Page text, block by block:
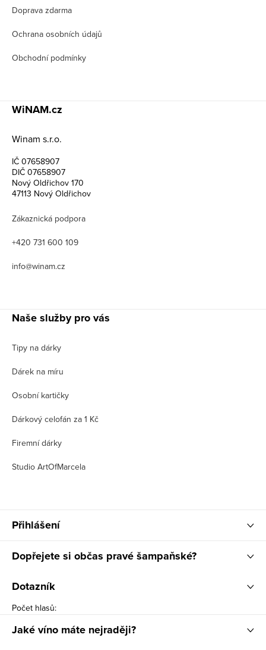
Doprava zdarma
Ochrana osobních údajů
Obchodní podmínky
WiNAM.cz
Winam s.r.o.
IČ 07658907
DIČ 07658907
Nový Oldřichov 170
47113 Nový Oldřichov
Zákaznická podpora
+420 731 600 109
info@winam.cz
Naše služby pro vás
Tipy na dárky
Dárek na míru
Osobní kartičky
Dárkový celofán za 1 Kč
Firemní dárky
Studio ArtOfMarcela
Přihlášení
Dopřejete si občas pravé šampaňské?
Dotazník
Počet hlasů:
Jaké víno máte nejraději?